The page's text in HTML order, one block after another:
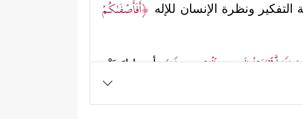
ونظرة الإنسان للإله ﴿أَفَأَصۡفَىٰكُمۡ
إِذࣰا لَّٱبۡتَغَوۡاْ إِلَىٰ ذِی ٱلۡعَرۡشِ سَبِیلࣰا﴾أي: لنازَعَتْه
في مُلك الله سبحانه، لكن الكون